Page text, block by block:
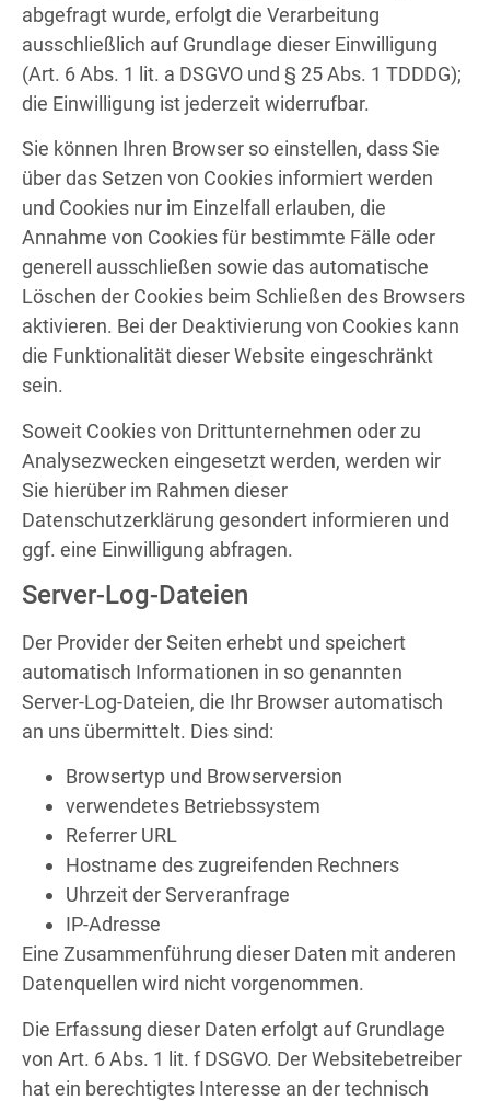
abgefragt wurde, erfolgt die Verarbeitung
ausschließlich auf Grundlage dieser Einwilligung
(Art. 6 Abs. 1 lit. a DSGVO und § 25 Abs. 1 TDDDG);
die Einwilligung ist jederzeit widerrufbar.
Sie können Ihren Browser so einstellen, dass Sie
über das Setzen von Cookies informiert werden
und Cookies nur im Einzelfall erlauben, die
Annahme von Cookies für bestimmte Fälle oder
generell ausschließen sowie das automatische
Löschen der Cookies beim Schließen des Browsers
aktivieren. Bei der Deaktivierung von Cookies kann
die Funktionalität dieser Website eingeschränkt
sein.
Soweit Cookies von Drittunternehmen oder zu
Analysezwecken eingesetzt werden, werden wir
Sie hierüber im Rahmen dieser
Datenschutzerklärung gesondert informieren und
ggf. eine Einwilligung abfragen.
Server-Log-Dateien
Der Provider der Seiten erhebt und speichert
automatisch Informationen in so genannten
Server-Log-Dateien, die Ihr Browser automatisch
an uns übermittelt. Dies sind:
Browsertyp und Browserversion
verwendetes Betriebssystem
Referrer URL
Hostname des zugreifenden Rechners
Uhrzeit der Serveranfrage
IP-Adresse
Eine Zusammenführung dieser Daten mit anderen
Datenquellen wird nicht vorgenommen.
Die Erfassung dieser Daten erfolgt auf Grundlage
von Art. 6 Abs. 1 lit. f DSGVO. Der Websitebetreiber
hat ein berechtigtes Interesse an der technisch